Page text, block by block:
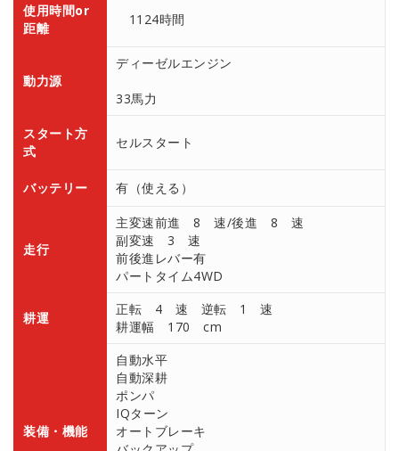
使用時間or
距離
1124時間
動力源
ディーゼルエンジン
33馬力
スタート方
式
セルスタート
バッテリー 有（使える）
走行
主変速前進 8 速/後進 8 速
副変速 3 速
前後進レバー有
パートタイム4WD
耕運
正転 4 速 逆転 1 速
耕運幅 170 cm
装備・機能
自動水平
自動深耕
ポンパ
IQターン
オートブレーキ